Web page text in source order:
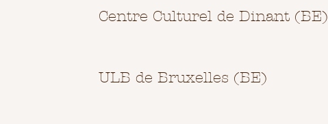
Centre Culturel de Dinant (BE)
ULB de Bruxelles (BE)